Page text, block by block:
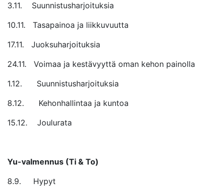
3.11. Suunnistusharjoituksia
10.11. Tasapainoa ja liikkuvuutta
17.11. Juoksuharjoituksia
24.11. Voimaa ja kestävyyttä oman kehon painolla
1.12. Suunnistusharjoituksia
8.12. Kehonhallintaa ja kuntoa
15.12. Joulurata
Yu-valmennus (Ti & To)
8.9. Hypyt